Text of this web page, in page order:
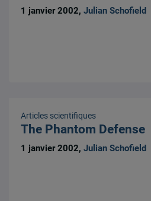
1 janvier 2002,Julian Schofield
Articles scientifiques
The Phantom Defense
1 janvier 2002,Julian Schofield